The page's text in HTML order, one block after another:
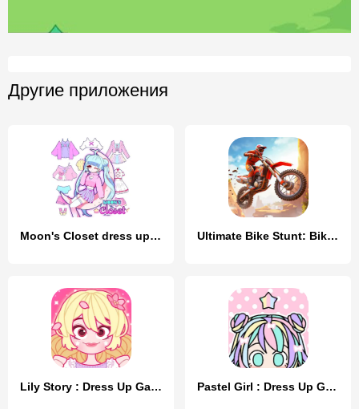
Другие приложения
Moon's Closet dress up game Ultimate Bike Stunt: Bike Game
Lily Story : Dress Up Game Pastel Girl : Dress Up Game